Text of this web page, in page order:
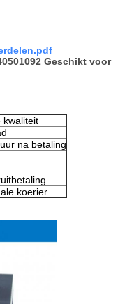
Geschikt voor
kwaliteit
na betaling
koerier.